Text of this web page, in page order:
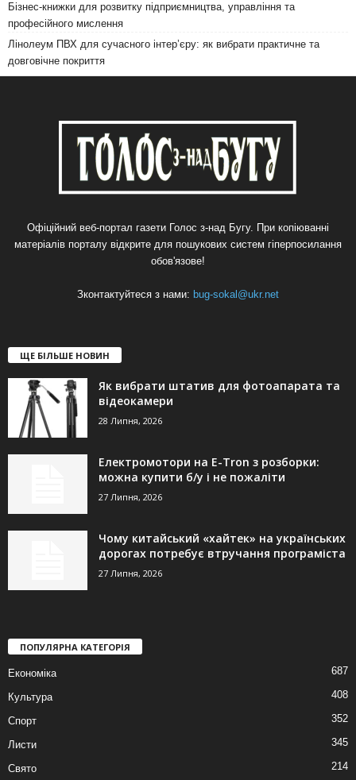
Бізнес-книжки для розвитку підприємництва, управління та
професійного мислення
Лінолеум ПВХ для сучасного інтер’єру: як вибрати практичне та
довговічне покриття
Офіційний веб-портал газети Голос з-над Бугу. При копіюванні
матеріалів порталу відкрите для пошукових систем гіперпосилання
обов'язове!
Зконтактуйтеся з нами: bug-sokal@ukr.net
ЩЕ БІЛЬШЕ НОВИН
Як вибрати штатив для фотоапарата та
відеокамери
28 Липня, 2026
Електромотори на E-Tron з розборки:
можна купити б/у і не пожаліти
27 Липня, 2026
Чому китайський «хайтек» на українських
дорогах потребує втручання програміста
27 Липня, 2026
ПОПУЛЯРНА КАТЕГОРІЯ
Економіка 687
Культура 408
Спорт 352
Листи 345
Свято 214